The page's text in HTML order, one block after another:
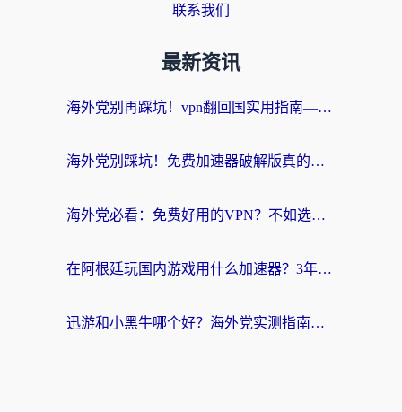
联系我们
最新资讯
海外党别再踩坑！vpn翻回国实用指南——选对加速器，国内资源无缝用
海外党别踩坑！免费加速器破解版真的能用？教你无缝访问国内资源的正确姿势
海外党必看：免费好用的VPN？不如选对转国内加速器实现无缝追剧
在阿根廷玩国内游戏用什么加速器？3年海外党亲测实用指南
迅游和小黑牛哪个好？海外党实测指南，选对中国地址加速器才能无缝刷国内资源